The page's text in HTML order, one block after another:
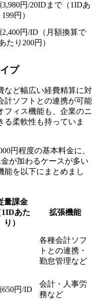
3,980円/20IDまで（1IDあ
円）
2,400円/ID（月額換算で
たり200円）
プ
など幅広い経費精算に対
計ソフトとの連携が可能
フィス機能も、企業のニ
る柔軟性も持っていま
円程度の基本料金に、
が加わるケースが多い
能を以下にまとめまし
量課金
1IDあた
り）
拡張機能
各種会計ソフ
トとの連携・
勤怠管理など
650円/ID
会計・人事労
務など